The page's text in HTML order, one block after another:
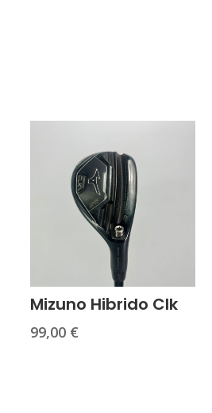
Mizuno Hibrido Clk
99,00 €